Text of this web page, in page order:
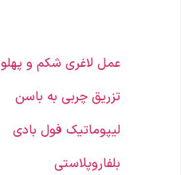
عمل لاغری شکم و پهلو
تزریق چربی به باسن
لیپوماتیک فول بادی
بلفاروپلاستی